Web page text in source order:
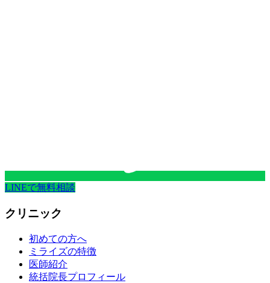
LINEで無料相談
クリニック
初めての方へ
ミライズの特徴
医師紹介
統括院長プロフィール